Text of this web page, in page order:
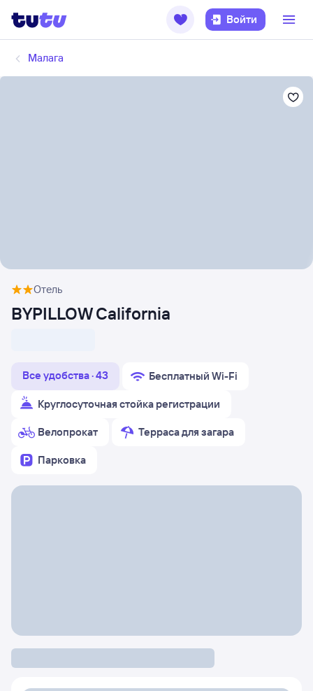
Войти
Малага
Отель
BYPILLOW California
Все удобства · 43 Бесплатный Wi-Fi
Круглосуточная стойка регистрации
Велопрокат Терраса для загара
Парковка